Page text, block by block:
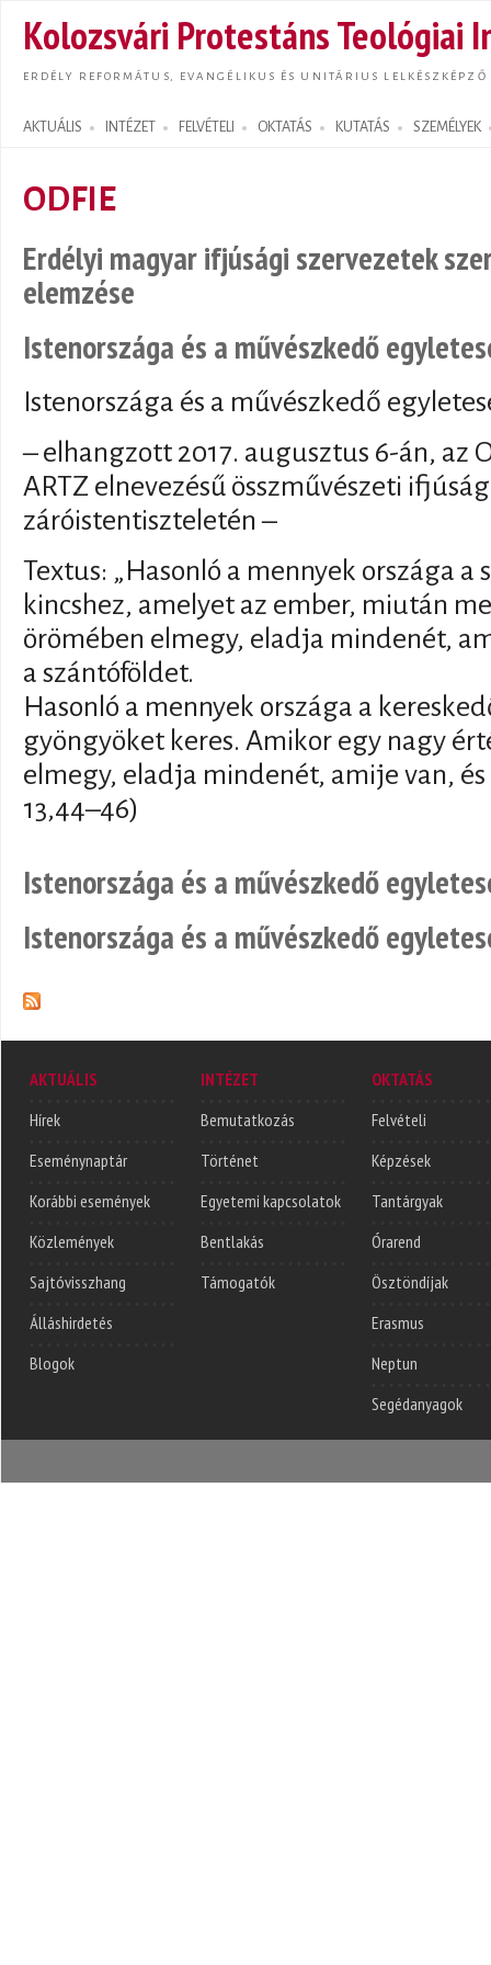
Kolozsvári Protestáns Teológiai
ERDÉLY REFORMÁTUS, EVANGÉLIKUS ÉS UNITÁRIUS LELKÉSZKÉPZŐ
AKTUÁLIS INTÉZET FELVÉTELI OKTATÁS KUTATÁS SZEMÉLYEK
Search form
ODFIE
Erdélyi magyar ifjúsági szervezetek
elemzése
Istenországa és a művészkedő
Istenországa és a művészkedő
– elhangzott 2017. augusztus 6-án, az
ARTZ elnevezésű összművészeti
záróistentiszteletén –
Textus: „Hasonló a mennyek országa
kincshez, amelyet az ember, miután
örömében elmegy, eladja mindenét,
a szántóföldet.
Hasonló a mennyek országa a
gyöngyöket keres. Amikor egy nagy
elmegy, eladja mindenét, amije van,
13,44–46)
Istenországa és a művészkedő
Istenországa és a művészkedő
AKTUÁLIS
Hírek
Eseménynaptár
Korábbi események
Közlemények
Sajtóvisszhang
Álláshirdetés
Blogok
INTÉZET
Bemutatkozás
Történet
Egyetemi kapcsolatok
Bentlakás
Támogatók
OKTATÁS
Felvételi
Képzések
Tantárgyak
Órarend
Ösztöndíjak
Erasmus
Neptun
Segédanyagok